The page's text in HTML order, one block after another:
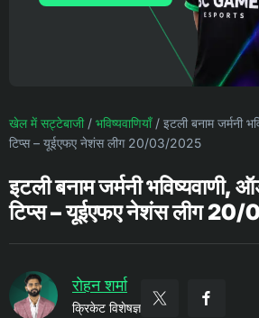
खेल में सट्टेबाजी/ भविष्यवाणियाँ/ इटली बनाम जर्मनी
टिप्स – यूईएफए नेशंस लीग 20/03/2025
इटली बनाम जर्मनी
टिप्स – यूईएफए नेशंस लीग
रोहन शर्मा
क्रिकेट विशेषज्ञ